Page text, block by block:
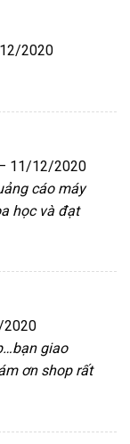
2020
11/12/2020
cáo máy
học và đạt
giao
ơn shop rất